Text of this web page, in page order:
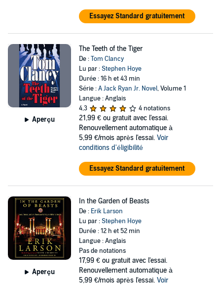
Essayez Standard gratuitement
Aperçu
The Teeth of the Tiger
De :Tom Clancy
Lu par :Stephen Hoye
Durée : 16 h et 43 min
Série :A Jack Ryan Jr. Novel, Volume 1
Langue : Anglais
4,3
4 notations
21,99 € ou gratuit avec l'essai.
Renouvellement automatique à
5,99 €/mois après l'essai. Voir
conditions d'éligibilité
Essayez Standard gratuitement
Aperçu
In the Garden of Beasts
De : Erik Larson
Lu par :Stephen Hoye
Durée : 12 h et 52 min
Langue : Anglais
Pas de notations
17,99 € ou gratuit avec l'essai.
Renouvellement automatique à
5,99 €/mois après l'essai. Voir